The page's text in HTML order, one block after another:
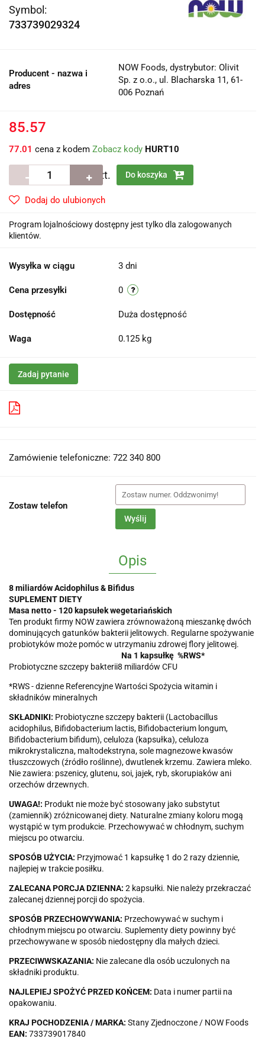
Symbol:
733739029324
Producent - nazwa i
adres
NOW Foods, dystrybutor: Olivit
Sp. z o.o., ul. Blacharska 11, 61-
006 Poznań
85.57
77.01 cena z kodem Zobacz kody HURT10
szt. Do koszyka
Dodaj do ulubionych
Program lojalnościowy dostępny jest tylko dla zalogowanych
klientów.
Wysyłka w ciągu 3 dni
Cena przesyłki 0
Dostępność Duża dostępność
Waga 0.125 kg
Zadaj pytanie
Zamówienie telefoniczne: 722 340 800
Zostaw telefon
Wyślij
Opis
8 miliardów Acidophilus & Bifidus
SUPLEMENT DIETY
Masa netto - 120 kapsułek wegetariańskich
Ten produkt firmy NOW zawiera zrównoważoną mieszankę dwóch
dominujących gatunków bakterii jelitowych. Regularne spożywanie
probiotyków może pomóc w utrzymaniu zdrowej flory jelitowej.
Na 1 kapsułkę %RWS*
Probiotyczne szczepy bakterii8 miliardów CFU
*RWS - dzienne Referencyjne Wartości Spożycia witamin i
składników mineralnych
SKŁADNIKI: Probiotyczne szczepy bakterii (Lactobacillus
acidophilus, Bifidobacterium lactis, Bifidobacterium longum,
Bifidobacterium bifidum), celuloza (kapsułka), celuloza
mikrokrystaliczna, maltodekstryna, sole magnezowe kwasów
tłuszczowych (źródło roślinne), dwutlenek krzemu. Zawiera mleko.
Nie zawiera: pszenicy, glutenu, soi, jajek, ryb, skorupiaków ani
orzechów drzewnych.
UWAGA!: Produkt nie może być stosowany jako substytut
(zamiennik) zróżnicowanej diety. Naturalne zmiany koloru mogą
wystąpić w tym produkcie. Przechowywać w chłodnym, suchym
miejscu po otwarciu.
SPOSÓB UŻYCIA: Przyjmować 1 kapsułkę 1 do 2 razy dziennie,
najlepiej w trakcie posiłku.
ZALECANA PORCJA DZIENNA: 2 kapsułki. Nie należy przekraczać
zalecanej dziennej porcji do spożycia.
SPOSÓB PRZECHOWYWANIA: Przechowywać w suchym i
chłodnym miejscu po otwarciu. Suplementy diety powinny być
przechowywane w sposób niedostępny dla małych dzieci.
PRZECIWWSKAZANIA: Nie zalecane dla osób uczulonych na
składniki produktu.
NAJLEPIEJ SPOŻYĆ PRZED KOŃCEM: Data i numer partii na
opakowaniu.
KRAJ POCHODZENIA / MARKA: Stany Zjednoczone / NOW Foods
EAN: 733739017840